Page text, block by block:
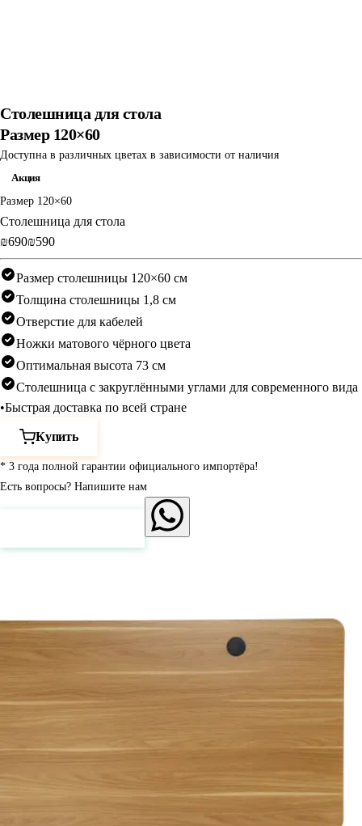
Столешница для стола
Размер 120×60
Доступна в различных цветах в зависимости от наличия
Акция
Размер 120×60
Столешница для стола
‎₪690‎‎₪590‎
Размер столешницы 120×60 см
Толщина столешницы 1,8 см
Отверстие для кабелей
Ножки матового чёрного цвета
Оптимальная высота 73 см
Столешница с закруглёнными углами для современного вида
•Быстрая доставка по всей стране
Купить
* 3 года полной гарантии официального импортёра!
Есть вопросы? Напишите нам